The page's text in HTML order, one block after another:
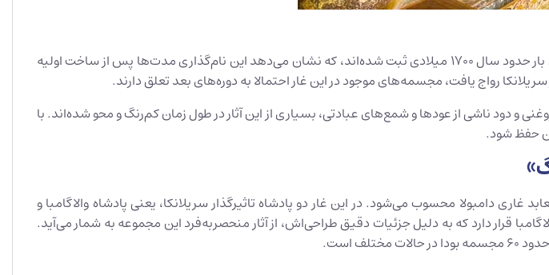
اگرچه قدمت این معبد به قرن دوم پیش از میلاد بازمی‌گردد، اما نام‌های امروزی این معابد اولین بار حدود سال ۱۷۰۰ میلادی ثبت شده‌اند، که نشان می‌دهد این نام‌گذاری مدت‌ها پس از ساخت اولیه
رواج یافت، مجسمه‌های موجود در این غار احتمالا به دوره‌های بعد تعلق دارند.
و دود ناشی از عودها و شمع‌های عبادتی، بسیاری از این آثار در طول زمان کم‌رنگ و محو شده‌اند. با
دامبولا محسوب می‌شود. در این غار دو پادشاه تاثیرگذار سریلانکا، یعنی پادشاه والاگامبا و
قرار دارد که به دلیل جزئیات دقیق طراحی‌اش، از آثار منحصربه‌فرد این مجموعه به شمار می‌آید.